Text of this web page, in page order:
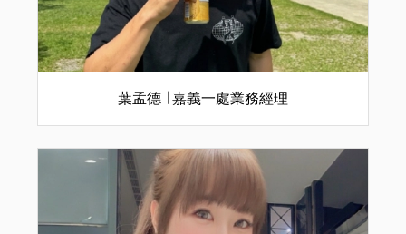
葉孟德 ∣ 嘉義一處業務經理